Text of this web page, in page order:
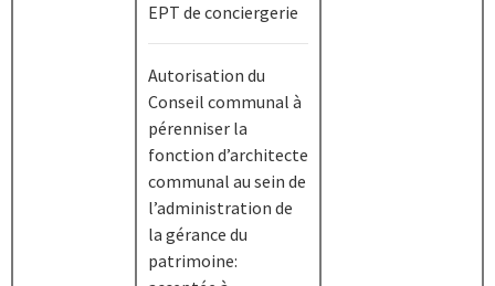
EPT de conciergerie
Autorisation du
Conseil communal à
pérenniser la
fonction d’architecte
communal au sein de
l’administration de
la gérance du
patrimoine: